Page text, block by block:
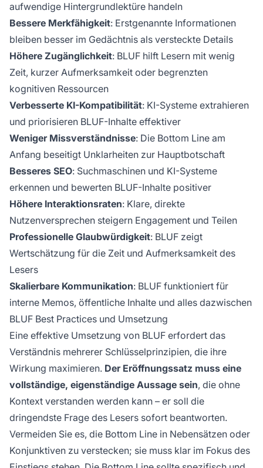
aufwendige Hintergrundlektüre handeln
Bessere Merkfähigkeit: Erstgenannte Informationen
bleiben besser im Gedächtnis als versteckte Details
Höhere Zugänglichkeit: BLUF hilft Lesern mit wenig
Zeit, kurzer Aufmerksamkeit oder begrenzten
kognitiven Ressourcen
Verbesserte KI-Kompatibilität: KI-Systeme extrahieren
und priorisieren BLUF-Inhalte effektiver
Weniger Missverständnisse: Die Bottom Line am
Anfang beseitigt Unklarheiten zur Hauptbotschaft
Besseres SEO: Suchmaschinen und KI-Systeme
erkennen und bewerten BLUF-Inhalte positiver
Höhere Interaktionsraten: Klare, direkte
Nutzenversprechen steigern Engagement und Teilen
Professionelle Glaubwürdigkeit: BLUF zeigt
Wertschätzung für die Zeit und Aufmerksamkeit des
Lesers
Skalierbare Kommunikation: BLUF funktioniert für
interne Memos, öffentliche Inhalte und alles dazwischen
BLUF Best Practices und Umsetzung
Eine effektive Umsetzung von BLUF erfordert das
Verständnis mehrerer Schlüsselprinzipien, die ihre
Wirkung maximieren. Der Eröffnungssatz muss eine
vollständige, eigenständige Aussage sein, die ohne
Kontext verstanden werden kann – er soll die
dringendste Frage des Lesers sofort beantworten.
Vermeiden Sie es, die Bottom Line in Nebensätzen oder
Konjunktiven zu verstecken; sie muss klar im Fokus des